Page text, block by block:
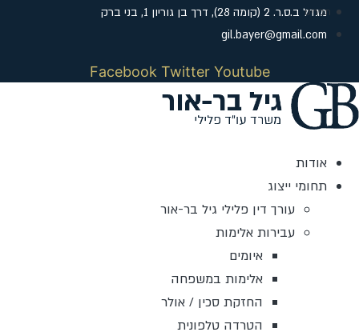
דלג
לתוכן
מגדל ב.ס.ר. 2 (קומה 28), דרך בן גוריון 1, בני ברק
gil.bayer@gmail.com
Facebook Twitter Youtube
אודות
תחומי ייצוג
עורך דין פלילי גיל בר-אור
עבירות אלימות
איומים
אלימות במשפחה
החזקת סכין / אולר
הטרדה טלפונית